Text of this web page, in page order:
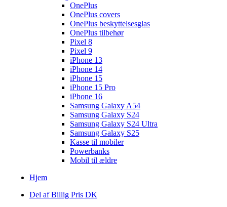
OnePlus
OnePlus covers
OnePlus beskyttelsesglas
OnePlus tilbehør
Pixel 8
Pixel 9
iPhone 13
iPhone 14
iPhone 15
iPhone 15 Pro
iPhone 16
Samsung Galaxy A54
Samsung Galaxy S24
Samsung Galaxy S24 Ultra
Samsung Galaxy S25
Kasse til mobiler
Powerbanks
Mobil til ældre
Hjem
Del af Billig Pris DK